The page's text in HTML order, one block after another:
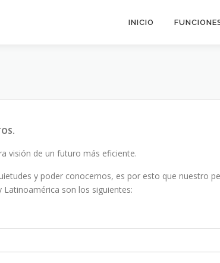
INICIO
visión de un futuro más eficiente.
y poder conocernos, es por esto que nuestro
son los siguientes: